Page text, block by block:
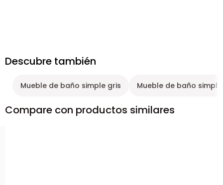
Descubre también
Mueble de baño simple gris Mueble de baño
Compare con productos similares